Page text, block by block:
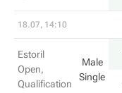
18.07, 14:10
Estoril
Open,
Qualification
Male
Single